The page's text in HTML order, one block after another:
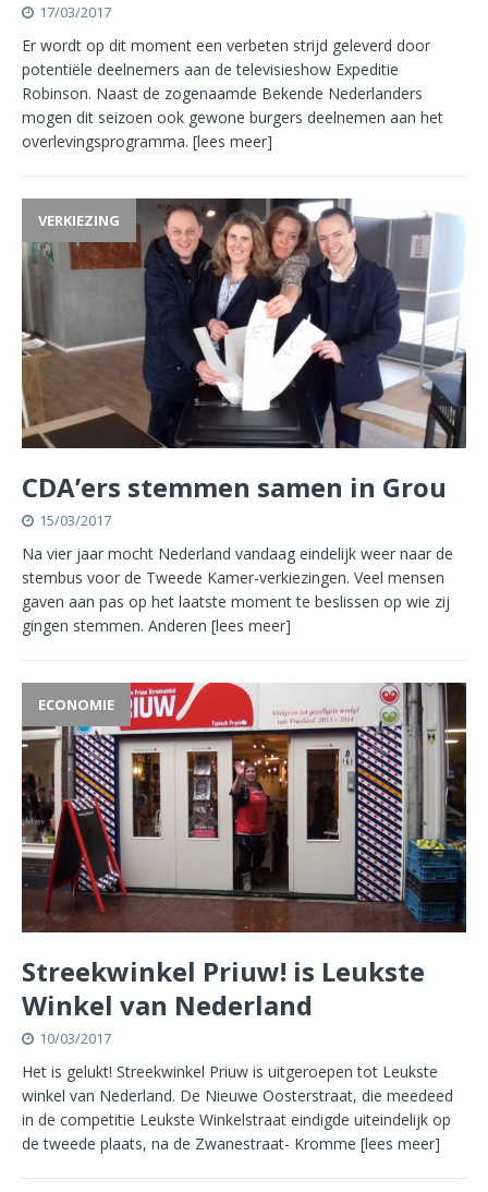
17/03/2017
Er wordt op dit moment een verbeten strijd geleverd door
potentiële deelnemers aan de televisieshow Expeditie
Robinson. Naast de zogenaamde Bekende Nederlanders
mogen dit seizoen ook gewone burgers deelnemen aan het
overlevingsprogramma. [lees meer]
VERKIEZING
CDA’ers stemmen samen in Grou
15/03/2017
Na vier jaar mocht Nederland vandaag eindelijk weer naar de
stembus voor de Tweede Kamer-verkiezingen. Veel mensen
gaven aan pas op het laatste moment te beslissen op wie zij
gingen stemmen. Anderen [lees meer]
ECONOMIE
Streekwinkel Priuw! is Leukste
Winkel van Nederland
10/03/2017
Het is gelukt! Streekwinkel Priuw is uitgeroepen tot Leukste
winkel van Nederland. De Nieuwe Oosterstraat, die meedeed
in de competitie Leukste Winkelstraat eindigde uiteindelijk op
de tweede plaats, na de Zwanestraat- Kromme [lees meer]